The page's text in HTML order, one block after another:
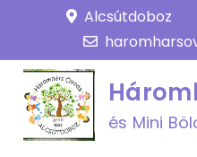
content
Alcsútdoboz
és Mini